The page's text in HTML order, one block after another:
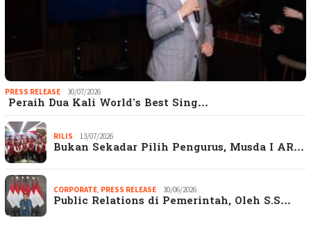
PRESS RELEASE 30/07/2026
Peraih Dua Kali World’s Best Sing…
RILIS 13/07/2026
Bukan Sekadar Pilih Pengurus, Musda I AR…
CORPORATE, PRESS RELEASE 30/06/2026
Public Relations di Pemerintah, Oleh S.S…